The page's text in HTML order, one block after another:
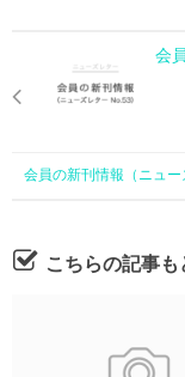
会
会員の新刊情報（ニュー
こちらの記事